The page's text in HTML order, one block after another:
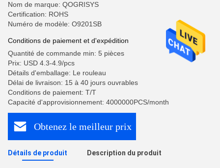
Nom de marque: QOGRISYS
Certification: ROHS
Numéro de modèle: O9201SB
Conditions de paiement et d'expédition
Quantité de commande min: 5 pièces
Prix: USD 4.3-4.9/pcs
Détails d'emballage: Le rouleau
Délai de livraison: 15 à 40 jours ouvrables
Conditions de paiement: T/T
Capacité d'approvisionnement: 4000000PCS/month
Obtenez le meilleur prix
Détails de produit Description du produit